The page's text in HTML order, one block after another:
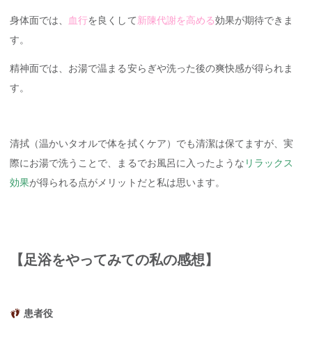
身体面では、 血行を良くして新陳代謝を高める効果が期待できま
す。
精神面では、お湯で温まる安らぎや洗った後の爽快感が得られま
す。
清拭（温かいタオルで体を拭くケア）でも清潔は保てますが、実
際にお湯で洗うことで、まるでお風呂に入ったような リラックス
効果が得られる点がメリットだと私は思います。
【足浴をやってみての私の感想】
患者役